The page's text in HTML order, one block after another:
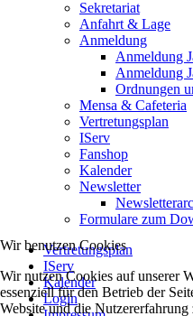
Sekretariat
Anfahrt & Lage
Anmeldung
Anmeldung
Anmeldung
Ordnungen
Mensa & Cafeteria
Vertretungsplan
IServ
Fanshop
Kalender
Newsletter
Formulare zum
Vertretungsplan
IServ
Kalender
Login
Wir benutzen Cookies
Wir nutzen Cookies auf unserer
essenziell für den Betrieb der
Website und die